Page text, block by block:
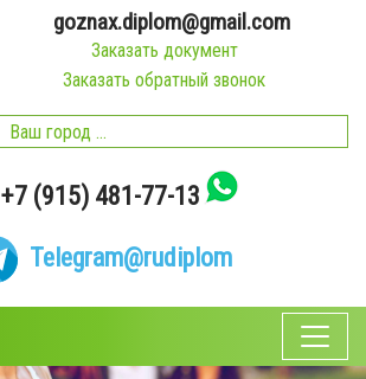
goznax.diplom@gmail.com
Заказать документ
Заказать обратный звонок
+7 (915) 481-77-13
Telegram@rudiplom